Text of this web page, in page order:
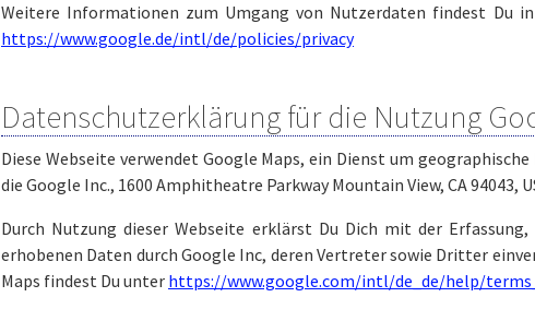
Weitere Informationen zum Umgang von Nutzerdaten findest Du
https://www.google.de/intl/de/policies/privacy
Datenschutzerklärung für die Nutzung
Diese Webseite verwendet Google Maps, ein Dienst um
die Google Inc., 1600 Amphitheatre Parkway Mountain View, CA 94043,
Durch Nutzung dieser Webseite erklärst Du Dich mit der
erhobenen Daten durch Google Inc, deren Vertreter sowie Dritter
Maps findest Du unter https://www.google.com/intl/de_de/help/